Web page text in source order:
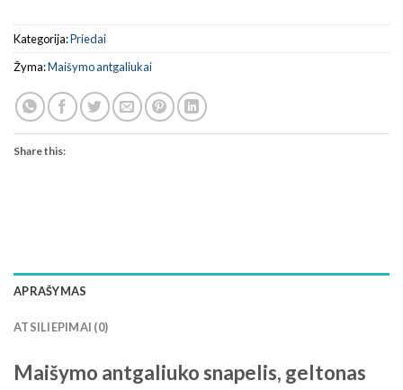
Kategorija:Priedai
Žyma:Maišymo antgaliukai
Share this:
APRAŠYMAS
ATSILIEPIMAI (0)
Maišymo antgaliuko snapelis, geltonas